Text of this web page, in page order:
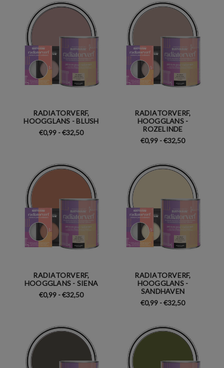
RADIATORVERF,
HOOGGLANS - BLUSH
€0,99 - €32,50
RADIATORVERF,
HOOGGLANS -
ROZELINDE
€0,99 - €32,50
RADIATORVERF,
HOOGGLANS - SIENA
€0,99 - €32,50
RADIATORVERF,
HOOGGLANS -
SANDHAVEN
€0,99 - €32,50